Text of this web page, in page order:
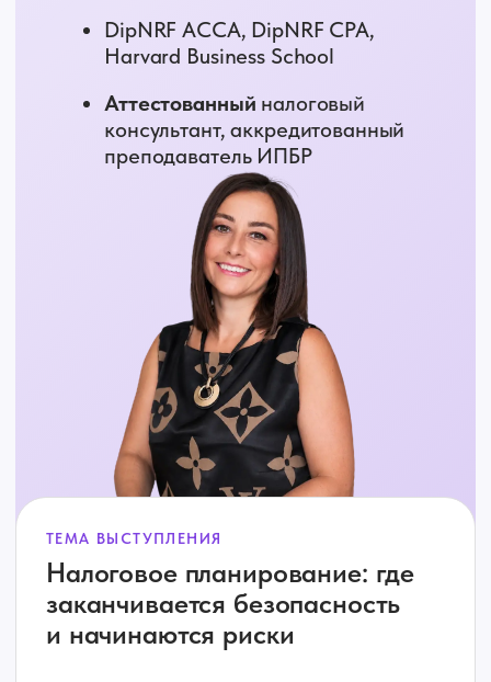
Партнеры форума
Финлид – сервис автоматизации работы
бухгалтеров и бухгалтерских компаний.
Клиенты, банки, выставление счетов за
услуги, скачивание выписок, обработка
первички - все в одном окне
Умная CRM для бухгалтерских фирм:
автоматизация процессов, прозрачность
команды и полный контроль клиентского
сервиса без лишней рутины.
Обучение кадровых специалистов,
бухгалтеров и руководителей работе с
иностранными гражданами в
соответствии с миграционным
законодательством РФ .